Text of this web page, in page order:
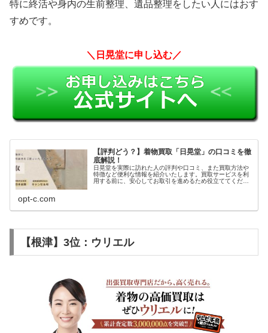
特に終活や身内の生前整理、遺品整理をしたい人にはおす
すめです。
＼日晃堂に申し込む／
【評判どう？】着物買取「日晃堂」の口コミを徹
底解説！
日晃堂を実際に訪れた人の評判や口コミ、また買取方法や
特徴など便利な情報を紹介いたします。買取サービスを利
用する前に、安心してお取引を進めるため役立ててくださ
opt-c.com
【根津】3位：ウリエル